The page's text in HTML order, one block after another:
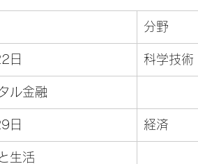
分野
日 科学技術
ル金融
日 経済
生活